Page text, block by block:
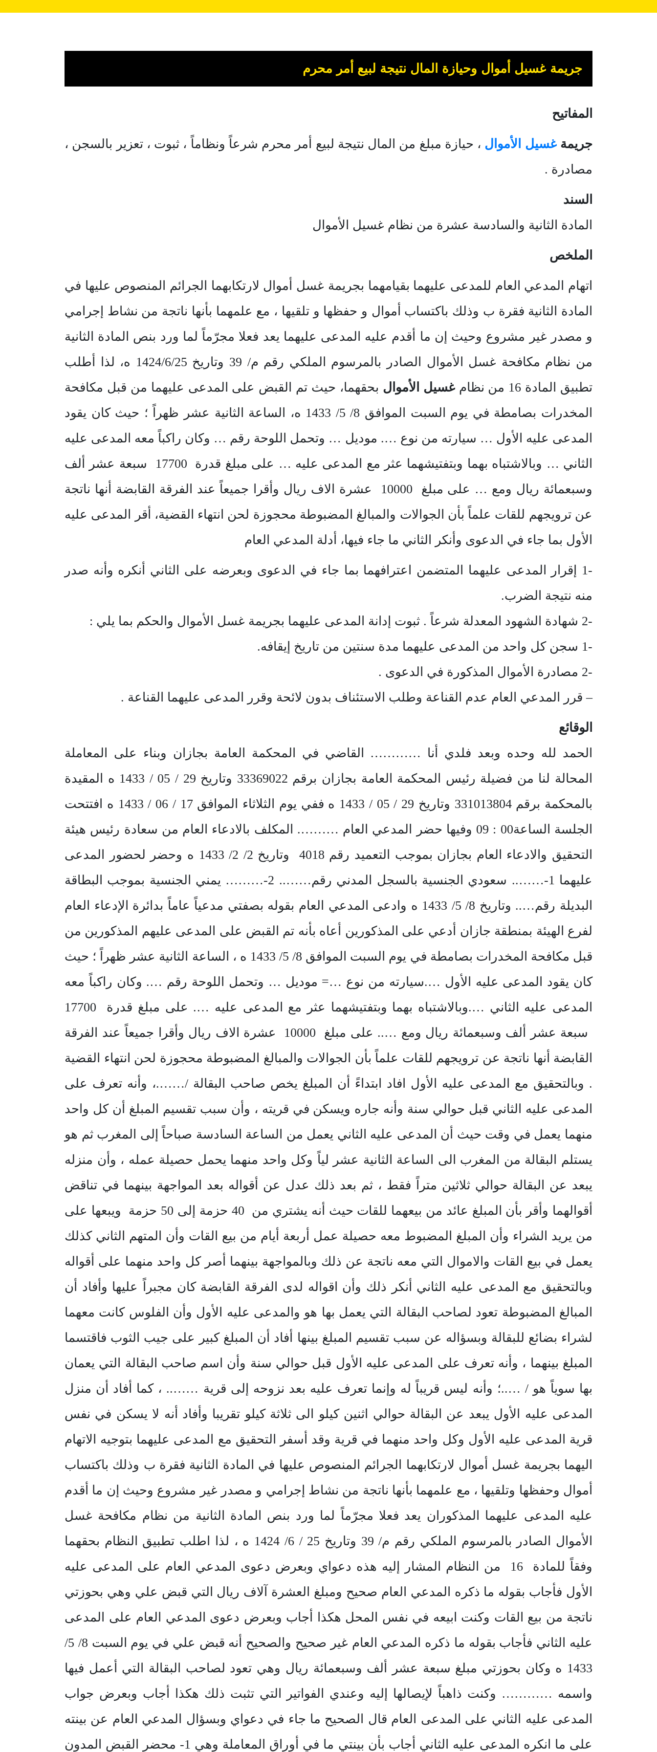
جريمة غسيل أموال وحيازة المال نتيجة لبيع أمر محرم
المفاتيح
جريمةغسيل الأموال ، حيازة مبلغ من المال نتيجة لبيع أمر محرم شرعاً ونظاماً ، ثبوت ، تعزير بالسجن ،
مصادرة .
السند
المادة الثانية والسادسة عشرة من نظام غسيل الأموال
الملخص
اتهام المدعي العام للمدعى عليهما بقيامهما بجريمة غسل أموال لارتكابهما الجرائم المنصوص عليها في
المادة الثانية فقرة ب وذلك باكتساب أموال و حفظها و تلقيها ، مع علمهما بأنها ناتجة من نشاط إجرامي
و مصدر غير مشروع وحيث إن ما أقدم عليه المدعى عليهما يعد فعلا مجرّماً لما ورد بنص المادة الثانية
من نظام مكافحة غسل الأموال الصادر بالمرسوم الملكي رقم م/ 39 وتاريخ 1424/6/25 ه، لذا أطلب
تطبيق المادة 16 من نظام
غسيل الأموال بحقهما، حيث تم القبض على المدعى عليهما من قبل مكافحة
المخدرات بصامطة في يوم السبت الموافق 8/ 5/ 1433 ه، الساعة الثانية عشر ظهراً ؛ حيث كان يقود
المدعى عليه الأول … سيارته من نوع …. موديل … وتحمل اللوحة رقم … وكان راكباً معه المدعى عليه
الثاني … وبالاشتباه بهما وبتفتيشهما عثر مع المدعى عليه … على مبلغ قدرة 17700 سبعة عشر ألف
وسبعمائة ريال ومع … على مبلغ 10000 عشرة الاف ريال وأقرا جميعاً عند الفرقة القابضة أنها ناتجة
عن ترويجهم للقات علماً بأن الجوالات والمبالغ المضبوطة محجوزة لحن انتهاء القضية، أقر المدعى عليه
الأول بما جاء في الدعوى وأنكر الثاني ما جاء فيها، أدلة المدعي العام
-1 إقرار المدعى عليهما المتضمن اعترافهما بما جاء في الدعوى وبعرضه على الثاني أنكره وأنه صدر
منه نتيجة الضرب.
-2 شهادة الشهود المعدلة شرعاً . ثبوت إدانة المدعى عليهما بجريمة غسل الأموال والحكم بما يلي :
-1 سجن كل واحد من المدعى عليهما مدة سنتين من تاريخ إيقافه.
-2 مصادرة الأموال المذكورة في الدعوى .
– قرر المدعي العام عدم القناعة وطلب الاستئناف بدون لائحة وقرر المدعى عليهما القناعة .
الوقائع
الحمد لله وحده وبعد فلدي أنا ………… القاضي في المحكمة العامة بجازان وبناء على المعاملة
المحالة لنا من فضيلة رئيس المحكمة العامة بجازان برقم 33369022 وتاريخ 29 / 05 / 1433 ه المقيدة
بالمحكمة برقم 331013804 وتاريخ 29 / 05 / 1433 ه ففي يوم الثلاثاء الموافق 17 / 06 / 1433 ه افتتحت
الجلسة الساعة00 : 09 وفيها حضر المدعي العام ………. المكلف بالادعاء العام من سعادة رئيس هيئة
التحقيق والادعاء العام بجازان بموجب التعميد رقم 4018 وتاريخ 2/ 2/ 1433 ه وحضر لحضور المدعى
عليهما 1-…….. سعودي الجنسية بالسجل المدني رقم…….. 2-……… يمني الجنسية بموجب البطاقة
البديلة رقم….. وتاريخ 8/ 5/ 1433 ه وادعى المدعي العام بقوله بصفتي مدعياً عاماً بدائرة الإدعاء العام
لفرع الهيئة بمنطقة جازان أدعي على المذكورين أعاه بأنه تم القبض على المدعى عليهم المذكورين من
قبل مكافحة المخدرات بصامطة في يوم السبت الموافق 8/ 5/ 1433 ه ، الساعة الثانية عشر ظهراً ؛ حيث
كان يقود المدعى عليه الأول ….سيارته من نوع …= موديل … وتحمل اللوحة رقم …. وكان راكباً معه
المدعى عليه الثاني ….وبالاشتباه بهما وبتفتيشهما عثر مع المدعى عليه …. على مبلغ قدرة 17700
سبعة عشر ألف وسبعمائة ريال ومع ….. على مبلغ 10000 عشرة الاف ريال وأقرا جميعاً عند الفرقة
القابضة أنها ناتجة عن ترويجهم للقات علماً بأن الجوالات والمبالغ المضبوطة محجوزة لحن انتهاء القضية
. وبالتحقيق مع المدعى عليه الأول افاد ابتداءً أن المبلغ يخص صاحب البقالة /…….، وأنه تعرف على
المدعى عليه الثاني قبل حوالي سنة وأنه جاره ويسكن في قريته ، وأن سبب تقسيم المبلغ أن كل واحد
منهما يعمل في وقت حيث أن المدعى عليه الثاني يعمل من الساعة السادسة صباحاً إلى المغرب ثم هو
يستلم البقالة من المغرب الى الساعة الثانية عشر لياً وكل واحد منهما يحمل حصيلة عمله ، وأن منزله
يبعد عن البقالة حوالي ثلاثين متراً فقط ، ثم بعد ذلك عدل عن أقواله بعد المواجهة بينهما في تناقض
أقوالهما وأقر بأن المبلغ عائد من بيعهما للقات حيث أنه يشتري من 40 حزمة إلى 50 حزمة ويبعها على
من يريد الشراء وأن المبلغ المضبوط معه حصيلة عمل أربعة أيام من بيع القات وأن المتهم الثاني كذلك
يعمل في بيع القات والاموال التي معه ناتجة عن ذلك وبالمواجهة بينهما أصر كل واحد منهما على أقواله
وبالتحقيق مع المدعى عليه الثاني أنكر ذلك وأن اقواله لدى الفرقة القابضة كان مجبراً عليها وأفاد أن
المبالغ المضبوطة تعود لصاحب البقالة التي يعمل بها هو والمدعى عليه الأول وأن الفلوس كانت معهما
لشراء بضائع للبقالة وبسؤاله عن سبب تقسيم المبلغ بينها أفاد أن المبلغ كبير على جيب الثوب فاقتسما
المبلغ بينهما ، وأنه تعرف على المدعى عليه الأول قبل حوالي سنة وأن اسم صاحب البقالة التي يعمان
بها سوياً هو / …..؛ وأنه ليس قريباً له وإنما تعرف عليه بعد نزوحه إلى قرية …….. ، كما أفاد أن منزل
المدعى عليه الأول يبعد عن البقالة حوالي اثنين كيلو الى ثلاثة كيلو تقريبا وأفاد أنه لا يسكن في نفس
قرية المدعى عليه الأول وكل واحد منهما في قرية وقد أسفر التحقيق مع المدعى عليهما بتوجيه الاتهام
اليهما بجريمة غسل أموال لارتكابهما الجرائم المنصوص عليها في المادة الثانية فقرة ب وذلك باكتساب
أموال وحفظها وتلقيها ، مع علمهما بأنها ناتجة من نشاط إجرامي و مصدر غير مشروع وحيث إن ما أقدم
عليه المدعى عليهما المذكوران يعد فعلا مجرّماً لما ورد بنص المادة الثانية من نظام مكافحة غسل
الأموال الصادر بالمرسوم الملكي رقم م/ 39 وتاريخ 25 / 6/ 1424 ه ، لذا اطلب تطبيق النظام بحقهما
وفقاً للمادة 16 من النظام المشار إليه هذه دعواي وبعرض دعوى المدعي العام على المدعى عليه
الأول فأجاب بقوله ما ذكره المدعي العام صحيح ومبلغ العشرة آلاف ريال التي قبض علي وهي بحوزتي
ناتجة من بيع القات وكنت ابيعه في نفس المحل هكذا أجاب وبعرض دعوى المدعي العام على المدعى
عليه الثاني فأجاب بقوله ما ذكره المدعي العام غير صحيح والصحيح أنه قبض علي في يوم السبت 8/ 5/
1433 ه وكان بحوزتي مبلغ سبعة عشر ألف وسبعمائة ريال وهي تعود لصاحب البقالة التي أعمل فيها
واسمه ………… وكنت ذاهباً لإيصالها إليه وعندي الفواتير التي تثبت ذلك هكذا أجاب وبعرض جواب
المدعى عليه الثاني على المدعى العام قال الصحيح ما جاء في دعواي وبسؤال المدعي العام عن بينته
على ما انكره المدعى عليه الثاني أجاب بأن بينتي ما في أوراق المعاملة وهي 1- محضر القبض المدون